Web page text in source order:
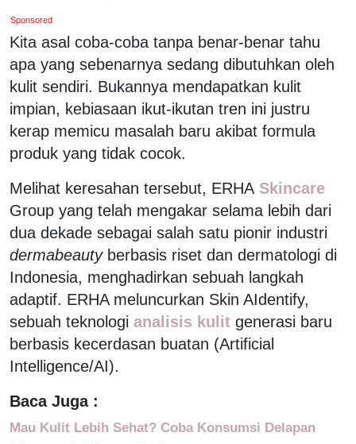
Sponsored
Kita asal coba-coba tanpa benar-benar tahu
apa yang sebenarnya sedang dibutuhkan oleh
kulit sendiri. Bukannya mendapatkan kulit
impian, kebiasaan ikut-ikutan tren ini justru
kerap memicu masalah baru akibat formula
produk yang tidak cocok.
Melihat keresahan tersebut, ERHA Skincare
Group yang telah mengakar selama lebih dari
dua dekade sebagai salah satu pionir industri
dermabeautyberbasis riset dan dermatologi di
Indonesia, menghadirkan sebuah langkah
adaptif. ERHA meluncurkan Skin AIdentify,
sebuah teknologi analisis kulit generasi baru
berbasis kecerdasan buatan (Artificial
Intelligence/AI).
Baca Juga :
Mau Kulit Lebih Sehat? Coba Konsumsi Delapan